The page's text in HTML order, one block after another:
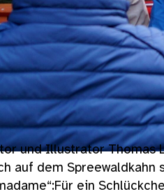
und Illustrator Thomas
auf dem Spreewaldkahn
ein